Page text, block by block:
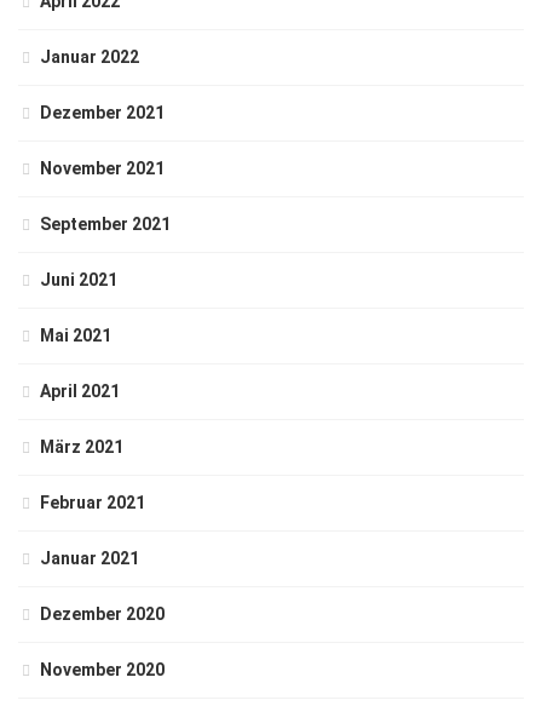
Januar 2022
Dezember 2021
November 2021
September 2021
Juni 2021
Mai 2021
April 2021
März 2021
Februar 2021
Januar 2021
Dezember 2020
November 2020